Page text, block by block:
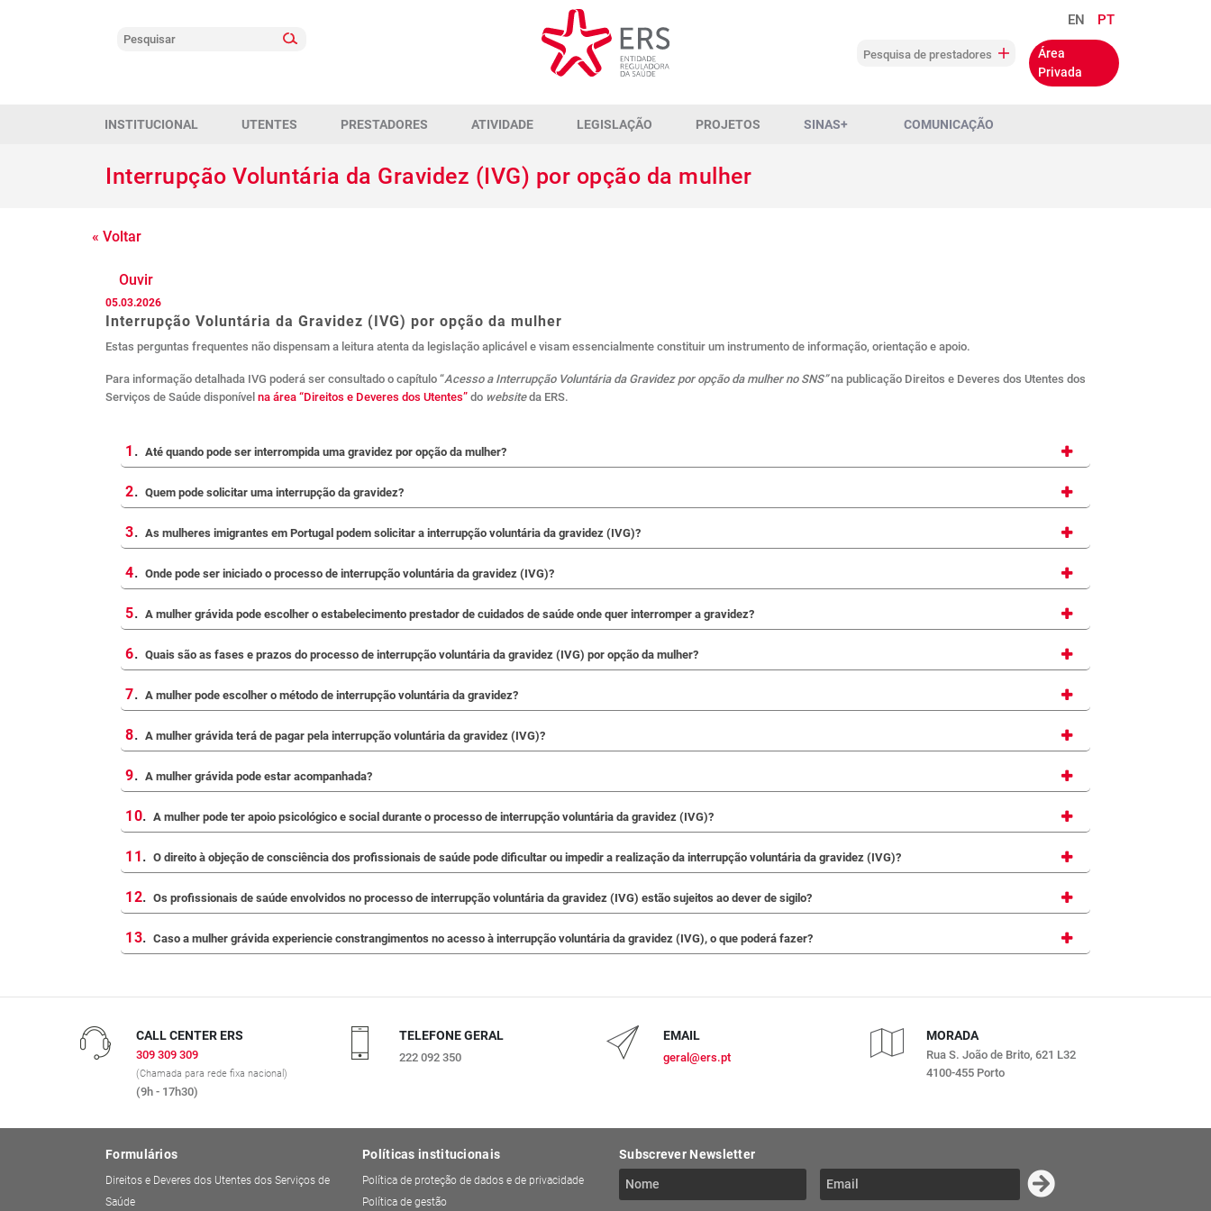
EN PT
Área
Privada
Pesquisa de prestadores
INSTITUCIONAL UTENTES PRESTADORES ATIVIDADE LEGISLAÇÃO PROJETOS SINAS+ COMUNICAÇÃO
Interrupção Voluntária da Gravidez (IVG) por opção da mulher
« Voltar
Ouvir
05.03.2026
Interrupção Voluntária da Gravidez (IVG) por opção da mulher
Estas perguntas frequentes não dispensam a leitura atenta da legislação aplicável e visam essencialmente constituir um instrumento de informação, orientação e apoio.
Para informação detalhada IVG poderá ser consultado o capítulo “Acesso a Interrupção Voluntária da Gravidez por opção da mulher no SNS”na publicação Direitos e Deveres dos Utentes dos
Serviços de Saúde disponível na área “Direitos e Deveres dos Utentes” do websiteda ERS.
1 . Até quando pode ser interrompida uma gravidez por opção da mulher?
2. Quem pode solicitar uma interrupção da gravidez?
3. As mulheres imigrantes em Portugal podem solicitar a interrupção voluntária da gravidez (IVG)?
4. Onde pode ser iniciado o processo de interrupção voluntária da gravidez (IVG)?
5. A mulher grávida pode escolher o estabelecimento prestador de cuidados de saúde onde quer interromper a gravidez?
6. Quais são as fases e prazos do processo de interrupção voluntária da gravidez (IVG) por opção da mulher?
7. A mulher pode escolher o método de interrupção voluntária da gravidez?
8. A mulher grávida terá de pagar pela interrupção voluntária da gravidez (IVG)?
9. A mulher grávida pode estar acompanhada?
10. A mulher pode ter apoio psicológico e social durante o processo de interrupção voluntária da gravidez (IVG)?
11. O direito à objeção de consciência dos profissionais de saúde pode dificultar ou impedir a realização da interrupção voluntária da gravidez (IVG)?
12. Os profissionais de saúde envolvidos no processo de interrupção voluntária da gravidez (IVG) estão sujeitos ao dever de sigilo?
13. Caso a mulher grávida experiencie constrangimentos no acesso à interrupção voluntária da gravidez (IVG), o que poderá fazer?
CALL CENTER ERS
309 309 309
(Chamada para rede fixa nacional)
(9h - 17h30)
TELEFONE GERAL
222 092 350
EMAIL
geral@ers.pt
MORADA
Rua S. João de Brito, 621 L32
4100-455 Porto
Formulários
Direitos e Deveres dos Utentes dos Serviços de
Saúde
Políticas institucionais
Política de proteção de dados e de privacidade
Política de gestão
Subscrever Newsletter